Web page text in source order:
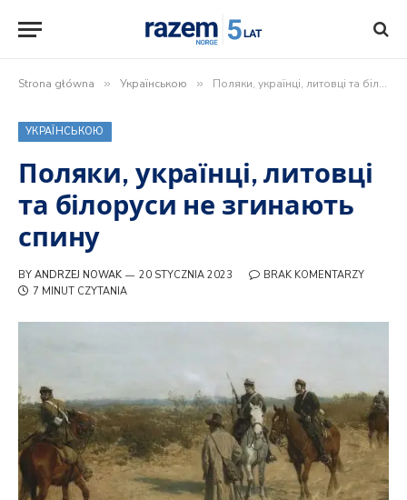
Strona główna » Українською » Поляки, українці, литовці та білоруси не згинають спину
УКРАЇНСЬКОЮ
Поляки, українці, литовці
та білоруси не згинають
спину
BY ANDRZEJ NOWAK 20 STYCZNIA 2023
BRAK KOMENTARZY
7 MINUT CZYTANIA